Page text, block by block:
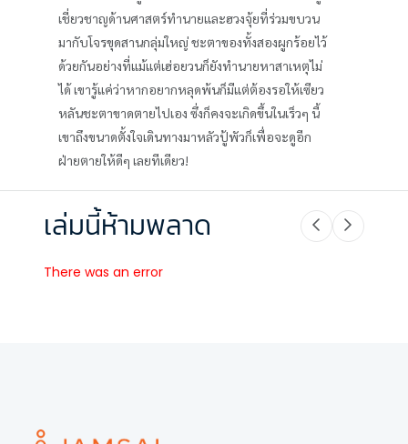
เชี่ยวชาญด้านศาสตร์ทำนายและฮวงจุ้ยที่ร่วมขบวน
มากับโจรขุดสานกลุ่มใหญ่ ชะตาของทั้งสองผูกร้อยไว้
ด้วยกันอย่างที่แม้แต่เฮ่อยวนก็ยังทำนายหาสาเหตุไม่
ได้ เขารู้แค่ว่าหากอยากหลุดพ้นก็มีแต่ต้องรอให้เซียว
หลันชะตาขาดตายไปเอง ซึ่งก็คงจะเกิดขึ้นในเร็วๆ นี้
เขาถึงขนาดตั้งใจเดินทางมาหลัวปู้พัวก็เพื่อจะดูอีก
ฝ่ายตายให้ดีๆ เลยทีเดียว!
เล่มนี้ห้ามพลาด
There was an error